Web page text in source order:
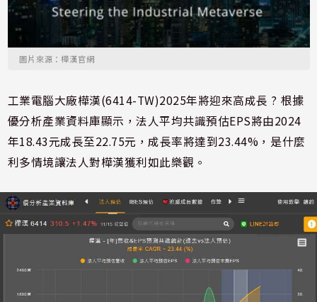
圖片來源：樺漢官網
工業電腦大廠樺漢(6414-TW)2025年將迎來高成長 ? 根據
優分析產業資料庫顯示，法人平均共識預估EPS將由2024
年18.43元成長至22.75元，成長率將達到23.44%，是什麼
利多情境讓法人對樺漢獲利如此樂觀。